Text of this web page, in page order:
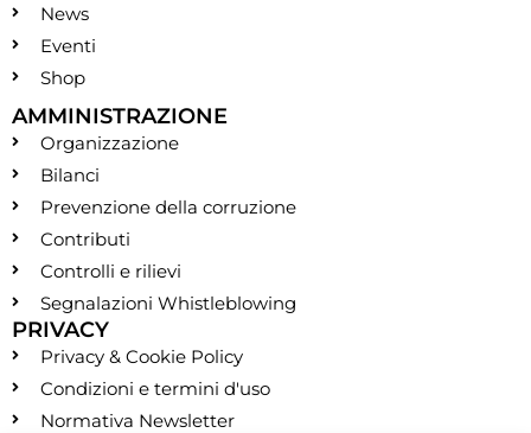
News
Eventi
Shop
AMMINISTRAZIONE
Organizzazione
Bilanci
Prevenzione della corruzione
Contributi
Controlli e rilievi
Segnalazioni Whistleblowing
PRIVACY
Privacy & Cookie Policy
Condizioni e termini d'uso
Normativa Newsletter